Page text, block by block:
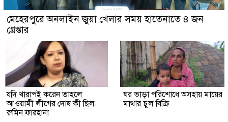
মেহেরপুরে অনলাইন জুয়া খেলার সময় হাতেনাতে ৪ জন
গ্রেপ্তার
যদি খারাপই করেন তাহলে
আওয়ামী লীগের দোষ কী ছিল:
রুমিন ফারহানা
ঘর ভাড়া পরিশোধে অসহায় মায়ের
মাথার চুল বিক্রি